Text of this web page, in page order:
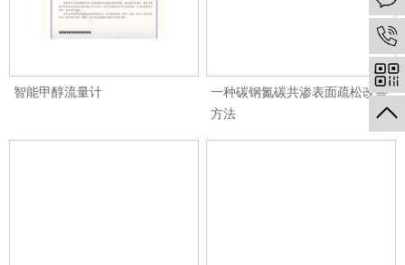
智能甲醇流量计
一种碳钢氮碳共渗表面疏松改善
方法